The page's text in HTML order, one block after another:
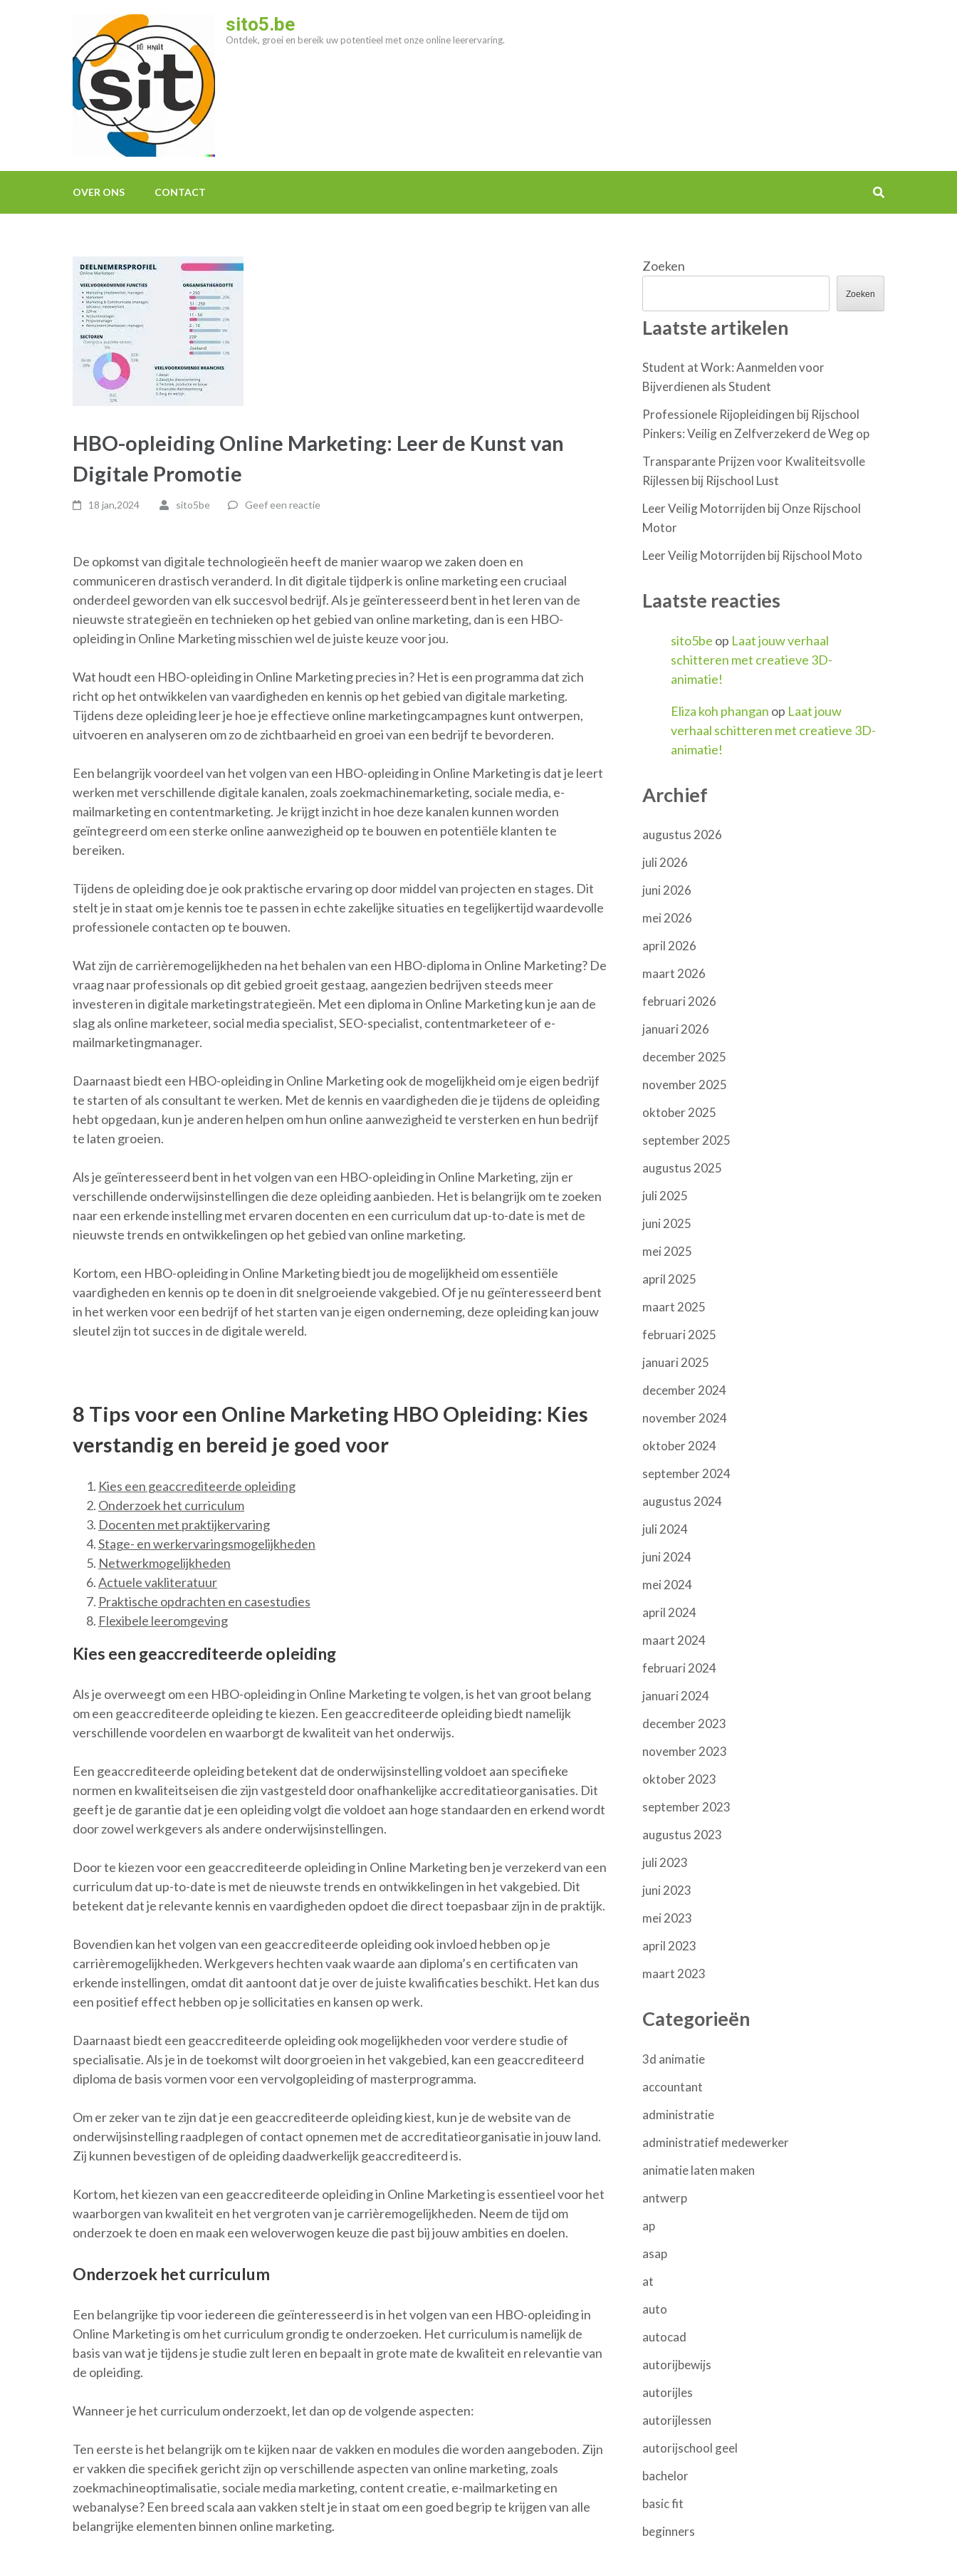
sito5.be
Ontdek, groei en bereik uw potentieel met onze online leerervaring.
OVER ONS CONTACT
HBO-opleiding Online Marketing: Leer de Kunst van
Digitale Promotie
18 jan,2024 sito5be Geef een reactie
De opkomst van digitale technologieën heeft de manier waarop we zaken doen en
communiceren drastisch veranderd. In dit digitale tijdperk is online marketing een cruciaal
onderdeel geworden van elk succesvol bedrijf. Als je geïnteresseerd bent in het leren van de
nieuwste strategieën en technieken op het gebied van online marketing, dan is een HBO-
opleiding in Online Marketing misschien wel de juiste keuze voor jou.
Wat houdt een HBO-opleiding in Online Marketing precies in? Het is een programma dat zich
richt op het ontwikkelen van vaardigheden en kennis op het gebied van digitale marketing.
Tijdens deze opleiding leer je hoe je effectieve online marketingcampagnes kunt ontwerpen,
uitvoeren en analyseren om zo de zichtbaarheid en groei van een bedrijf te bevorderen.
Een belangrijk voordeel van het volgen van een HBO-opleiding in Online Marketing is dat je leert
werken met verschillende digitale kanalen, zoals zoekmachinemarketing, sociale media, e-
mailmarketing en contentmarketing. Je krijgt inzicht in hoe deze kanalen kunnen worden
geïntegreerd om een ​​sterke online aanwezigheid op te bouwen en potentiële klanten te
bereiken.
Tijdens de opleiding doe je ook praktische ervaring op door middel van projecten en stages. Dit
stelt je in staat om je kennis toe te passen in echte zakelijke situaties en tegelijkertijd waardevolle
professionele contacten op te bouwen.
Wat zijn de carrièremogelijkheden na het behalen van een HBO-diploma in Online Marketing? De
vraag naar professionals op dit gebied groeit gestaag, aangezien bedrijven steeds meer
investeren in digitale marketingstrategieën. Met een diploma in Online Marketing kun je aan de
slag als online marketeer, social media specialist, SEO-specialist, contentmarketeer of e-
mailmarketingmanager.
Daarnaast biedt een HBO-opleiding in Online Marketing ook de mogelijkheid om je eigen bedrijf
te starten of als consultant te werken. Met de kennis en vaardigheden die je tijdens de opleiding
hebt opgedaan, kun je anderen helpen om hun online aanwezigheid te versterken en hun bedrijf
te laten groeien.
Als je geïnteresseerd bent in het volgen van een HBO-opleiding in Online Marketing, zijn er
verschillende onderwijsinstellingen die deze opleiding aanbieden. Het is belangrijk om te zoeken
naar een erkende instelling met ervaren docenten en een curriculum dat up-to-date is met de
nieuwste trends en ontwikkelingen op het gebied van online marketing.
Kortom, een HBO-opleiding in Online Marketing biedt jou de mogelijkheid om essentiële
vaardigheden en kennis op te doen in dit snelgroeiende vakgebied. Of je nu geïnteresseerd bent
in het werken voor een bedrijf of het starten van je eigen onderneming, deze opleiding kan jouw
sleutel zijn tot succes in de digitale wereld.
8 Tips voor een Online Marketing HBO Opleiding: Kies
verstandig en bereid je goed voor
Kies een geaccrediteerde opleiding
Onderzoek het curriculum
Docenten met praktijkervaring
Stage- en werkervaringsmogelijkheden
Netwerkmogelijkheden
Actuele vakliteratuur
Praktische opdrachten en casestudies
Flexibele leeromgeving
Kies een geaccrediteerde opleiding
Als je overweegt om een HBO-opleiding in Online Marketing te volgen, is het van groot belang
om een geaccrediteerde opleiding te kiezen. Een geaccrediteerde opleiding biedt namelijk
verschillende voordelen en waarborgt de kwaliteit van het onderwijs.
Een geaccrediteerde opleiding betekent dat de onderwijsinstelling voldoet aan specifieke
normen en kwaliteitseisen die zijn vastgesteld door onafhankelijke accreditatieorganisaties. Dit
geeft je de garantie dat je een opleiding volgt die voldoet aan hoge standaarden en erkend wordt
door zowel werkgevers als andere onderwijsinstellingen.
Door te kiezen voor een geaccrediteerde opleiding in Online Marketing ben je verzekerd van een
curriculum dat up-to-date is met de nieuwste trends en ontwikkelingen in het vakgebied. Dit
betekent dat je relevante kennis en vaardigheden opdoet die direct toepasbaar zijn in de praktijk.
Bovendien kan het volgen van een geaccrediteerde opleiding ook invloed hebben op je
carrièremogelijkheden. Werkgevers hechten vaak waarde aan diploma’s en certificaten van
erkende instellingen, omdat dit aantoont dat je over de juiste kwalificaties beschikt. Het kan dus
een positief effect hebben op je sollicitaties en kansen op werk.
Daarnaast biedt een geaccrediteerde opleiding ook mogelijkheden voor verdere studie of
specialisatie. Als je in de toekomst wilt doorgroeien in het vakgebied, kan een geaccrediteerd
diploma de basis vormen voor een vervolgopleiding of masterprogramma.
Om er zeker van te zijn dat je een geaccrediteerde opleiding kiest, kun je de website van de
onderwijsinstelling raadplegen of contact opnemen met de accreditatieorganisatie in jouw land.
Zij kunnen bevestigen of de opleiding daadwerkelijk geaccrediteerd is.
Kortom, het kiezen van een geaccrediteerde opleiding in Online Marketing is essentieel voor het
waarborgen van kwaliteit en het vergroten van je carrièremogelijkheden. Neem de tijd om
onderzoek te doen en maak een weloverwogen keuze die past bij jouw ambities en doelen.
Onderzoek het curriculum
Een belangrijke tip voor iedereen die geïnteresseerd is in het volgen van een HBO-opleiding in
Online Marketing is om het curriculum grondig te onderzoeken. Het curriculum is namelijk de
basis van wat je tijdens je studie zult leren en bepaalt in grote mate de kwaliteit en relevantie van
de opleiding.
Wanneer je het curriculum onderzoekt, let dan op de volgende aspecten:
Ten eerste is het belangrijk om te kijken naar de vakken en modules die worden aangeboden. Zijn
er vakken die specifiek gericht zijn op verschillende aspecten van online marketing, zoals
zoekmachineoptimalisatie, sociale media marketing, content creatie, e-mailmarketing en
webanalyse? Een breed scala aan vakken stelt je in staat om een goed begrip te krijgen van alle
belangrijke elementen binnen online marketing.
Zoeken
Zoeken
Laatste artikelen
Student at Work: Aanmelden voor
Bijverdienen als Student
Professionele Rijopleidingen bij Rijschool
Pinkers: Veilig en Zelfverzekerd de Weg op
Transparante Prijzen voor Kwaliteitsvolle
Rijlessen bij Rijschool Lust
Leer Veilig Motorrijden bij Onze Rijschool
Motor
Leer Veilig Motorrijden bij Rijschool Moto
Laatste reacties
sito5be op Laat jouw verhaal
schitteren met creatieve 3D-
animatie!
Eliza koh phangan op Laat jouw
verhaal schitteren met creatieve 3D-
animatie!
Archief
augustus 2026
juli 2026
juni 2026
mei 2026
april 2026
maart 2026
februari 2026
januari 2026
december 2025
november 2025
oktober 2025
september 2025
augustus 2025
juli 2025
juni 2025
mei 2025
april 2025
maart 2025
februari 2025
januari 2025
december 2024
november 2024
oktober 2024
september 2024
augustus 2024
juli 2024
juni 2024
mei 2024
april 2024
maart 2024
februari 2024
januari 2024
december 2023
november 2023
oktober 2023
september 2023
augustus 2023
juli 2023
juni 2023
mei 2023
april 2023
maart 2023
Categorieën
3d animatie
accountant
administratie
administratief medewerker
animatie laten maken
antwerp
ap
asap
at
auto
autocad
autorijbewijs
autorijles
autorijlessen
autorijschool geel
bachelor
basic fit
beginners